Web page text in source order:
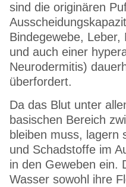
sind die originären
Bindegewebe,
und auch einer
Neurodermitis)
überfordert.
Da das Blut unter
basischen Bereich
bleiben muss, lagern
und Schadstoffe im
in den Geweben ein.
Wasser sowohl ihre